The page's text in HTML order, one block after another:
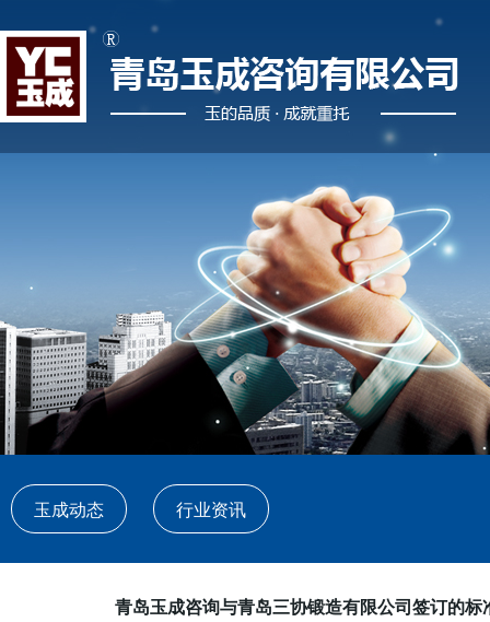
玉成动态 行业资讯
青岛玉成咨询与青岛三协锻造有限公司签订的